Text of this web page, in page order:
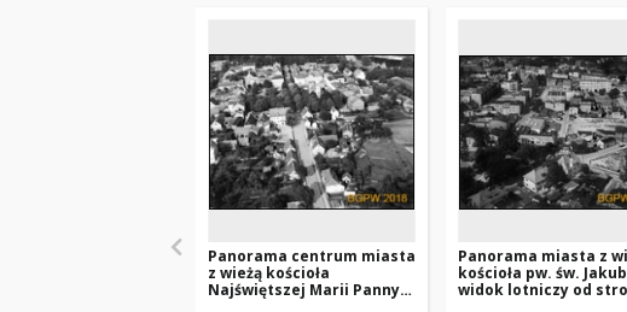
Panorama centrum miasta
z wieżą kościoła
Najświętszej Marii Panny
Panorama miasta z
kościoła pw. św.
widok lotniczy od